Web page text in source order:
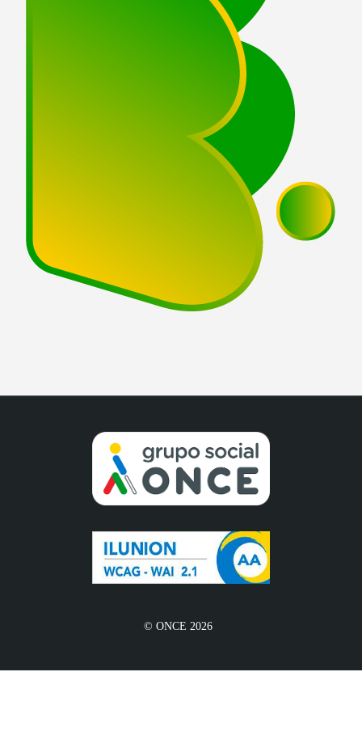
© ONCE 2026